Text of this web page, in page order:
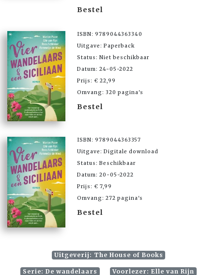
Bestel
ISBN: 9789044363340
Uitgave: Paperback
Status: Niet beschikbaar
Datum: 24-05-2022
Prijs: € 22,99
Omvang: 320 pagina's
Bestel
ISBN: 9789044363357
Uitgave: Digitale download
Status: Beschikbaar
Datum: 20-05-2022
Prijs: € 7,99
Omvang: 272 pagina's
Bestel
Uitgeverij: The House of Books
Serie: De wandelaars Voorlezer: Elle van Rijn